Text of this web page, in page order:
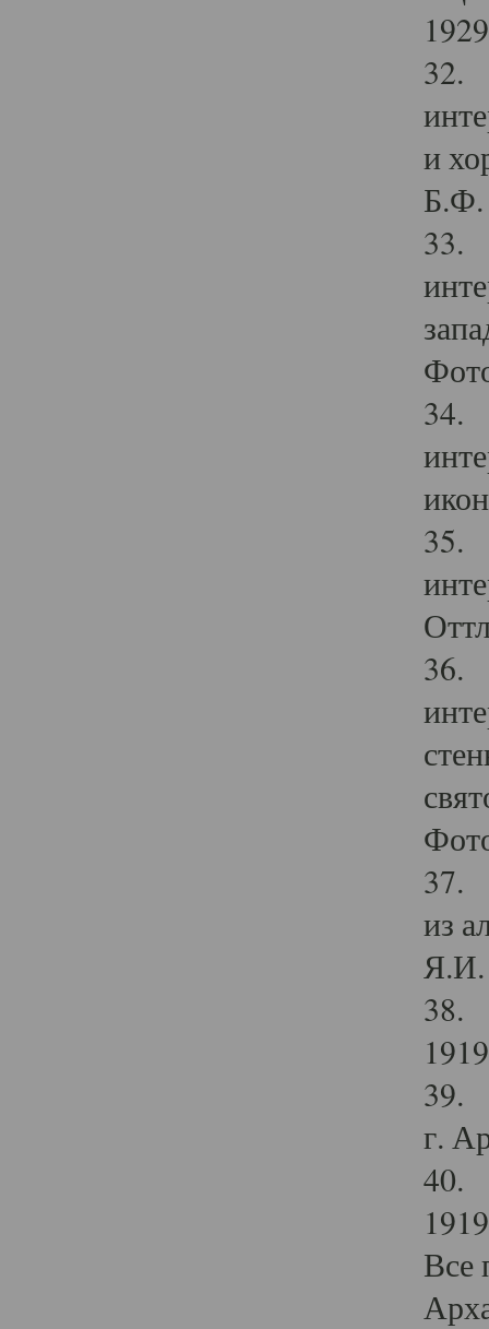
32.
и
Б.Ф.
33.
34.
35.
36.
37.
из
Я.И.
38.
39.
г.
40.
Все